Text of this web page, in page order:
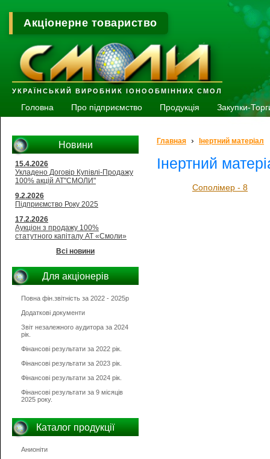
Головна Про підприємство Продукція Закупки-
Акціонерне товариство
УКРАЇНСЬКИЙ ВИРОБНИК ІОНООБМІННИХ СМОЛ
Новини
15.4.2026
Укладено Договір Купівлі-Продажу
100% акцій АТ"СМОЛИ"
9.2.2026
Підприємство Року 2025
17.2.2026
Аукціон з продажу 100%
статутного капіталу АТ «Смоли»
Всі новини
Для акціонерів
Повна фін.звітність за 2022 - 2025р
Додаткові документи
Звіт незалежного аудитора за 2024
рік.
Фінансові результати за 2022 рік.
Фінансові результати за 2023 рік.
Фінансові результати за 2024 рік.
Фінансові результати за 9 місяців
2025 року.
Каталог продукції
Анионіти
Главная › Інертний матеріал
Інертний
Сополімер - 8